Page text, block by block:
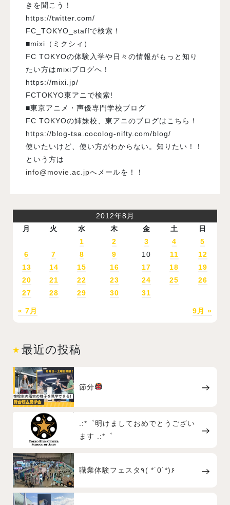
きを聞こう！
https://twitter.com/
FC_TOKYO_staffで検索！
■mixi（ミクシィ）
FC TOKYOの体験入学や日々の情報がもっと知り
たい方はmixiブログへ！
https://mixi.jp/
FCTOKYO東アニで検索!
■東京アニメ・声優専門学校ブログ
FC TOKYOの姉妹校、東アニのブログはこちら！
https://blog-tsa.cocolog-nifty.com/blog/
使いたいけど、使い方がわからない。知りたい！！
という方は
info@movie.ac.jpへメールを！！
2012年8月
月
火 水 木 金 土 日
« 7月 9月 »
1 2 3 4
5
6
7 8 9 10 11
12
13
14 15 16 17 18
19
20
21 22 23 24 25
26
27
28 29 30 31
最近の投稿
節分
.:*゜明けましておめでとうござい
ます .:*゜
職業体験フェスタ٩( *˙0˙*)۶